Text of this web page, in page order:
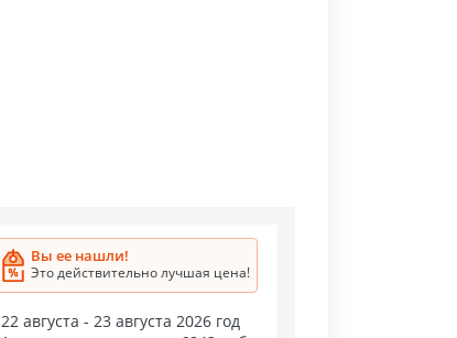
Вы ее нашли!
Это действительно лучшая цена!
22 августа - 23 августа 2026 год